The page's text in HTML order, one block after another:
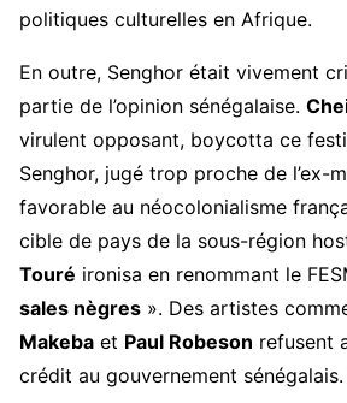
politiques culturelles en Afrique.
En outre, Senghor était vivement
partie de l’opinion sénégalaise.
virulent opposant, boycotta ce
Senghor, jugé trop proche de l’ex-
favorable au néocolonialisme
cible de pays de la sous-région
Touré ironisa en renommant le
sales nègres ». Des artistes
Makeba et Paul Robeson refusent
crédit au gouvernement sénégalais.